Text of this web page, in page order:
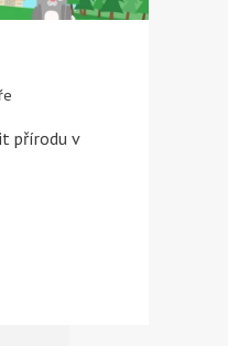
přírodu v